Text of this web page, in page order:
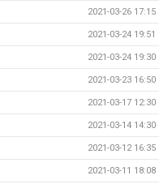
2021-03-26 17:15
2021-03-24 19:51
2021-03-24 19:30
2021-03-23 16:50
2021-03-17 12:30
2021-03-14 14:30
2021-03-12 16:35
2021-03-11 18:08